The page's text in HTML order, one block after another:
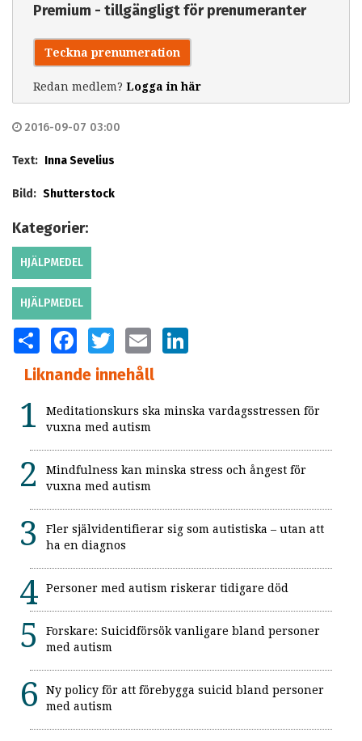
Premium - tillgängligt för prenumeranter
Teckna prenumeration
Redan medlem? Logga in här
2016-09-07 03:00
Text: Inna Sevelius
Bild: Shutterstock
Kategorier:
HJÄLPMEDEL
HJÄLPMEDEL
SHARE FACEBOOKTWITTER EMAIL
Liknande innehåll
Meditationskurs ska minska vardagsstressen för
vuxna med autism
Mindfulness kan minska stress och ångest för
vuxna med autism
Fler självidentifierar sig som autistiska – utan att
ha en diagnos
Personer med autism riskerar tidigare död
Forskare: Suicidförsök vanligare bland personer
med autism
Ny policy för att förebygga suicid bland personer
med autism